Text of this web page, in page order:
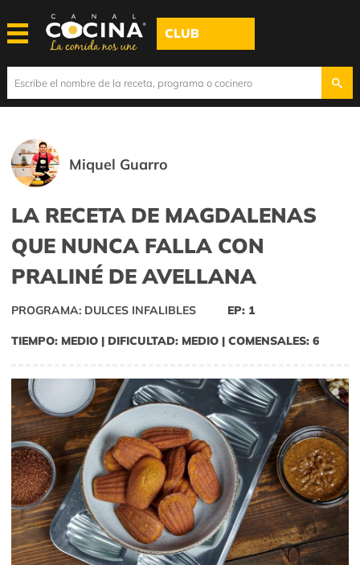
CLUB
Miquel Guarro
LA RECETA DE MAGDALENAS
QUE NUNCA FALLA CON
PRALINÉ DE AVELLANA
PROGRAMA: DULCES INFALIBLES EP: 1
TIEMPO: MEDIO | DIFICULTAD: MEDIO | COMENSALES: 6